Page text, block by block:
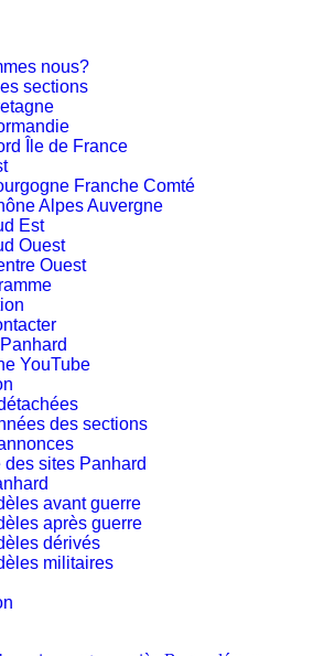
nous?
sections
Île de France
Franche Comté
Alpes Auvergne
Est
Ouest
Ouest
YouTube
des sections
des sites Panhard
avant guerre
après guerre
dérivés
militaires